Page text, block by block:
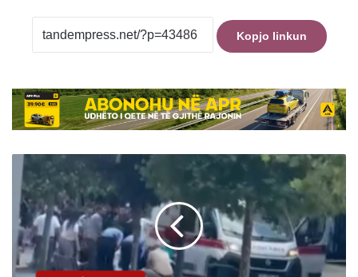
Kopjo linkun
shtëna
me
armë
në
Podujevë,
dyshohet